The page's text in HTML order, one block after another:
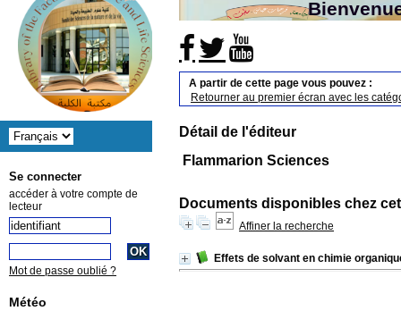
A partir de cette page vous pouvez :
Retourner au premier écran avec les
Détail de l'éditeur
Flammarion Sciences
Documents disponibles chez
Affiner la recherche
Effets de solvant en chimie
Se connecter
accéder à votre compte de
lecteur
Mot de passe oublié ?
Météo